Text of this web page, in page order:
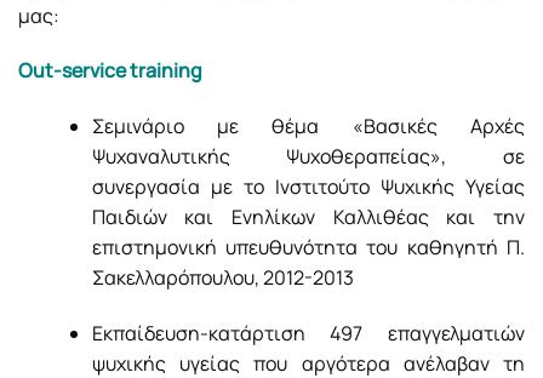
μας:
Out-service training
Σεμινάριο με θέμα «Βασικές Αρχές
Ψυχαναλυτικής Ψυχοθεραπείας», σε
συνεργασία με το Ινστιτούτο Ψυχικής Υγείας
Παιδιών και Ενηλίκων Καλλιθέας και την
επιστημονική υπευθυνότητα του καθηγητή Π.
Σακελλαρόπουλου, 2012-2013
Εκπαίδευση-κατάρτιση 497 επαγγελματιών
ψυχικής υγείας που αργότερα ανέλαβαν τη